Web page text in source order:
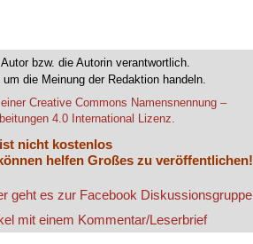
bzw. die Autorin verantwortlich.
die Meinung der Redaktion handeln.
Creative Commons Namensnennung –
4.0 International Lizenz.
nicht kostenlos
helfen Großes zu veröffentlichen!